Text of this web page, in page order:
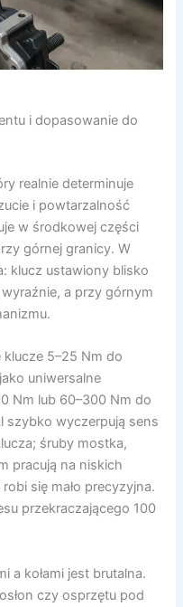
i dopasowanie do
realnie determinuje
i powtarzalność
w środkowej części
górnej granicy. W
klucz ustawiony blisko
a przy górnym
5–25 Nm do
uniwersalne
Nm lub 60–300 Nm do
szybko wyczerpują sens
śruby mostka,
pracują na niskich
się mało precyzyjna.
przekraczającego 100
a kołami jest brutalna.
czy osprzętu pod